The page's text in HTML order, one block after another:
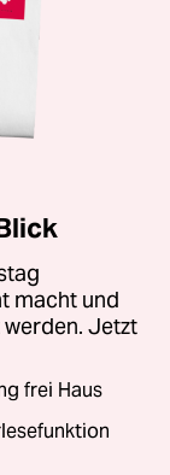
macht und
Jetzt
frei Haus